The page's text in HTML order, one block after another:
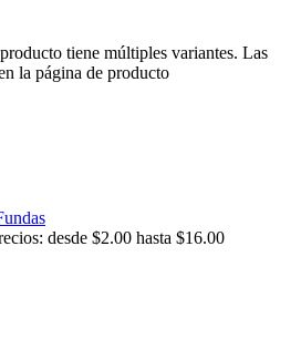
tiene múltiples variantes. Las
la página de producto
desde $2.00 hasta $16.00